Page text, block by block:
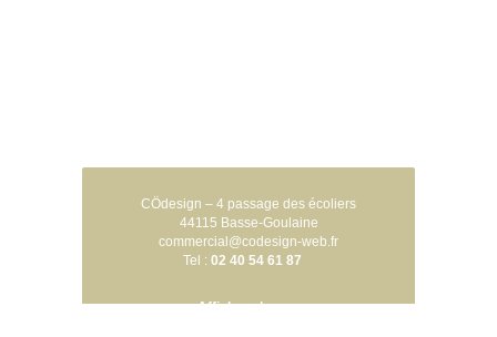
CÖdesign – 4 passage des écoliers
44115 Basse-Goulaine
commercial@codesign-web.fr
Tel : 02 40 54 61 87
Afficher plus